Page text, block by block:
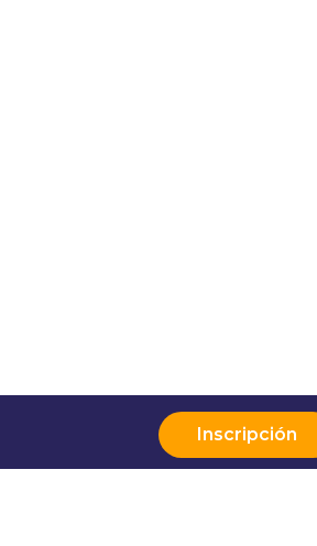
Inscripción